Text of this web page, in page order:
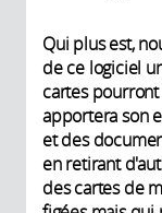
Qui plus est,
de ce logiciel
cartes
apportera son
et des
en retirant
des cartes de